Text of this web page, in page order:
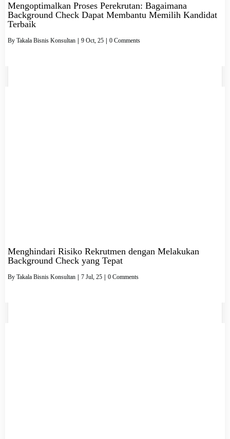
Mengoptimalkan Proses Perekrutan: Bagaimana
Background Check Dapat Membantu Memilih Kandidat
Terbaik
By Takala Bisnis Konsultan 9 Oct, 25 0 Comments
Menghindari Risiko Rekrutmen dengan Melakukan
Background Check yang Tepat
By Takala Bisnis Konsultan 7 Jul, 25 0 Comments